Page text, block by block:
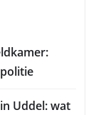
Uddel: wat